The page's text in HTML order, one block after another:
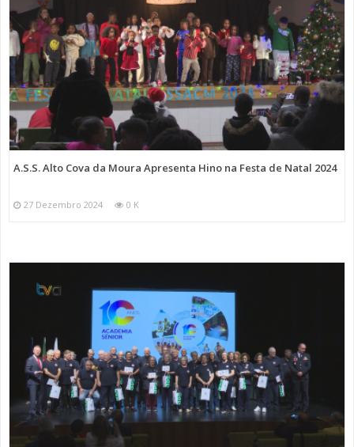
A.S.S. Alto Cova da Moura Apresenta Hino na Festa de Natal 2024
27 Dezembro 2024 0 K